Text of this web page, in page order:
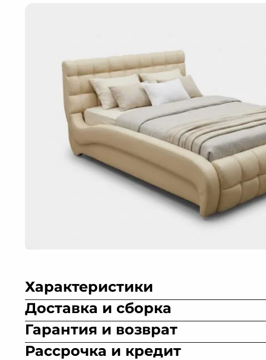
Характеристики
Доставка и сборка
Гарантия и возврат
Рассрочка и кредит